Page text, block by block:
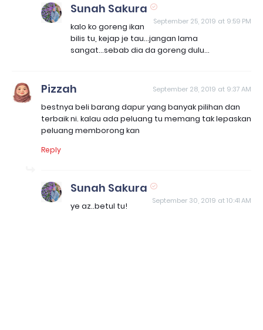
Sunah Sakura
September 25, 2019 at 9:59 PM
kalo ko goreng ikan
bilis tu, kejap je tau...jangan lama
sangat...sebab dia da goreng dulu...
Pizzah September 28, 2019 at 9:37 AM
bestnya beli barang dapur yang banyak pilihan dan
terbaik ni. kalau ada peluang tu memang tak lepaskan
peluang memborong kan
Reply
Sunah Sakura
September 30, 2019 at 10:41 AM
ye az..betul tu!